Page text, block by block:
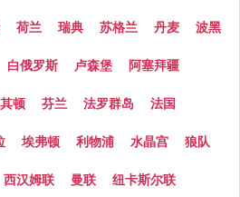
荷兰 瑞典 苏格兰 丹麦 波黑
白俄罗斯 卢森堡 阿塞拜疆
顿 芬兰 法罗群岛 法国
埃弗顿 利物浦 水晶宫 狼队
西汉姆联 曼联 纽卡斯尔联